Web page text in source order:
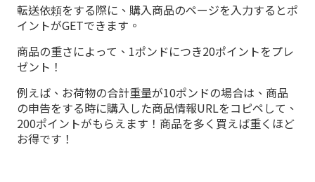
転送依頼をする際に、購入商品のページを入力するとポ
イントがGETできます。
商品の重さによって、1ポンドにつき20ポイントをプレ
ゼント！
例えば、お荷物の合計重量が10ポンドの場合は、商品
の申告をする時に購入した商品情報URLをコピペして、
200ポイントがもらえます！商品を多く買えば重くほど
お得です！